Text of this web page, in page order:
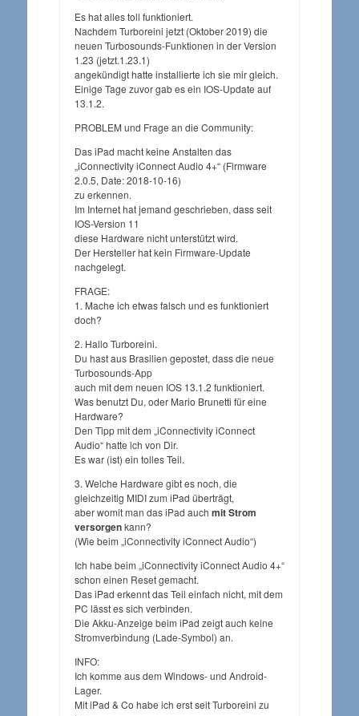
Es hat alles toll funktioniert.
Nachdem Turboreini jetzt (Oktober 2019) die
neuen Turbosounds-Funktionen in der Version
1.23 (jetzt.1.23.1)
angekündigt hatte installierte ich sie mir gleich.
Einige Tage zuvor gab es ein IOS-Update auf
13.1.2.
PROBLEM und Frage an die Community:
Das iPad macht keine Anstalten das
„iConnectivity iConnect Audio 4+“ (Firmware
2.0.5, Date: 2018-10-16)
zu erkennen.
Im Internet hat jemand geschrieben, dass seit
IOS-Version 11
diese Hardware nicht unterstützt wird.
Der Hersteller hat kein Firmware-Update
nachgelegt.
FRAGE:
1. Mache ich etwas falsch und es funktioniert
doch?
2. Hallo Turboreini.
Du hast aus Brasilien gepostet, dass die neue
Turbosounds-App
auch mit dem neuen IOS 13.1.2 funktioniert.
Was benutzt Du, oder Mario Brunetti für eine
Hardware?
Den Tipp mit dem „iConnectivity iConnect
Audio“ hatte ich von Dir.
Es war (ist) ein tolles Teil.
3. Welche Hardware gibt es noch, die
gleichzeitig MIDI zum iPad überträgt,
aber womit man das iPad auch mit Strom
versorgenkann?
(Wie beim „iConnectivity iConnect Audio“)
Ich habe beim „iConnectivity iConnect Audio 4+“
schon einen Reset gemacht.
Das iPad erkennt das Teil einfach nicht, mit dem
PC lässt es sich verbinden.
Die Akku-Anzeige beim iPad zeigt auch keine
Stromverbindung (Lade-Symbol) an.
INFO:
Ich komme aus dem Windows- und Android-
Lager.
Mit iPad & Co habe ich erst seit Turboreini zu